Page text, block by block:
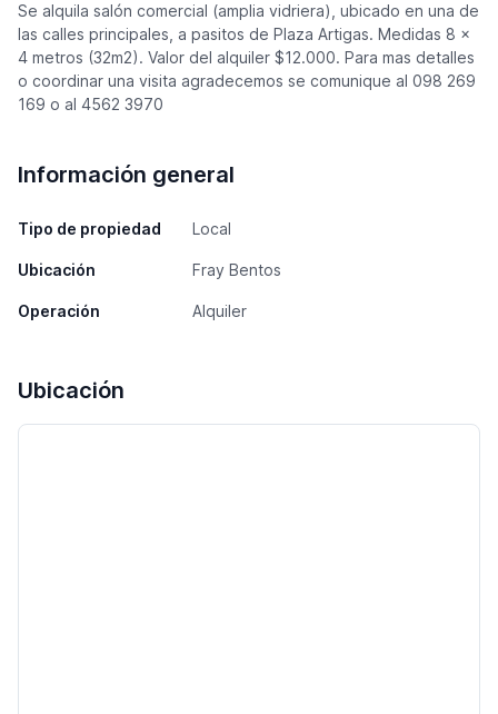
Se alquila salón comercial (amplia vidriera), ubicado en una de
las calles principales, a pasitos de Plaza Artigas. Medidas 8 x
4 metros (32m2). Valor del alquiler $12.000. Para mas detalles
o coordinar una visita agradecemos se comunique al 098 269
169 o al 4562 3970
Información general
Tipo de propiedad Local
Ubicación Fray Bentos
Operación Alquiler
Ubicación